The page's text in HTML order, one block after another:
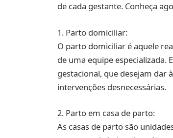
de cada gestante. Conheça
1. Parto domiciliar:
O parto domiciliar é aquele
de uma equipe especializada.
gestacional, que desejam dar
intervenções desnecessárias.
2. Parto em casa de parto:
As casas de parto são